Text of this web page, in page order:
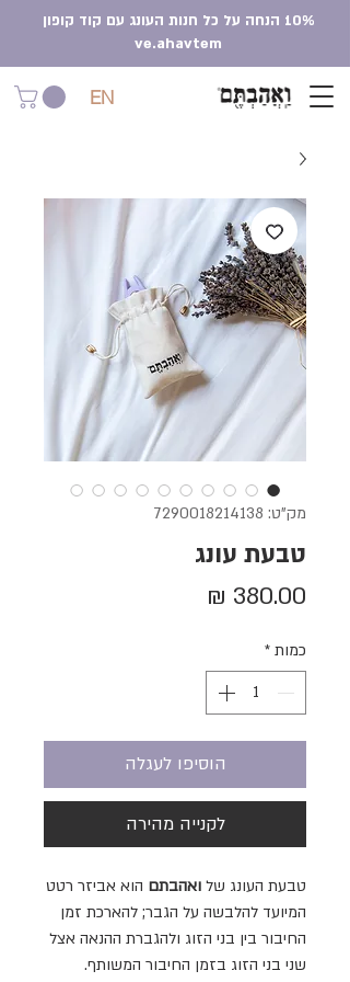
10% הנחה על כל חנות העונג עם קוד קופון
ve.ahavtem
EN
מק"ט: 7290018214138
טבעת עונג
כמות *
הוסיפו לעגלה
לקנייה מהירה
טבעת העונג של ואהבתם הוא אביזר רטט
המיועד להלבשה על הגבר; להארכת זמן
החיבור בין בני הזוג ולהגברת ההנאה אצל
שני בני הזוג בזמן החיבור המשותף.